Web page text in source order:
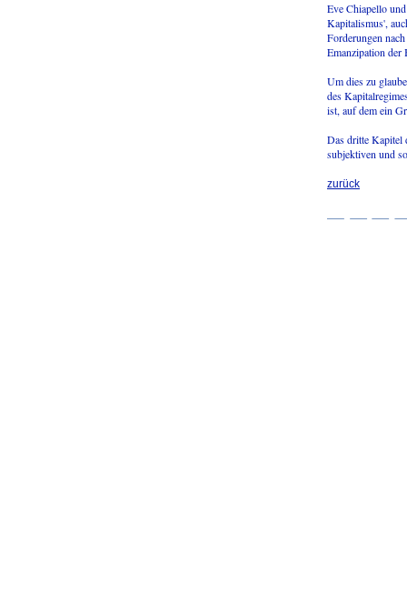
Eve Chiapello
Kapitalismus',
Forderungen
Emanzipation der
Um dies zu
des
ist, auf dem ein
Das dritte Kapitel
subjektiven und
zurück